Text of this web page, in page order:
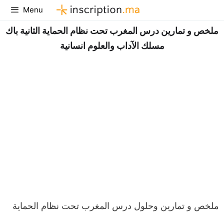
Aller
au
contenu
Menu
ملخص و تمارين درس المغرب تحت نظام الحماية الثانية باك
مسلك الآداب والعلوم انسانية
ملخص و تمارين وحلول درس المغرب تحت نظام الحماية